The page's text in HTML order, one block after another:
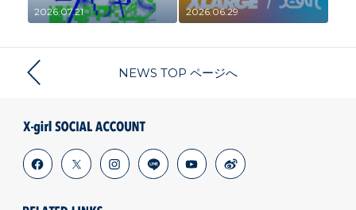
2026.07.21 2026.06.29
NEWS TOP ページへ
facebook instagram line youtube